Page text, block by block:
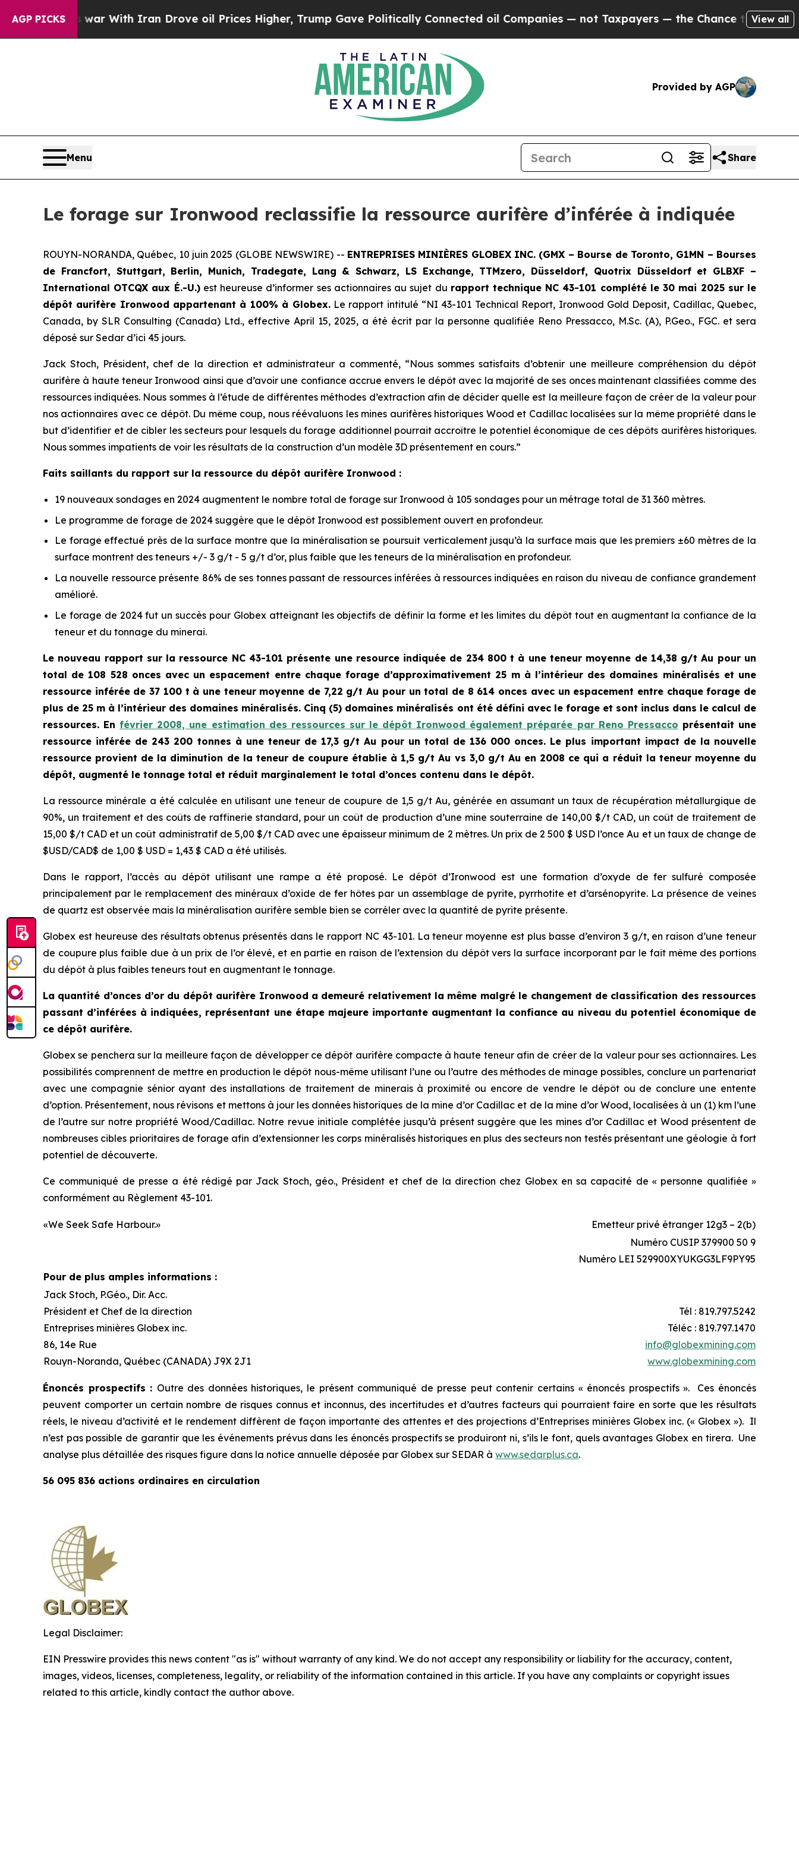
AGP PICKS
As war With Iran Drove oil Prices Higher, Trump Gave Politically Connected oil Companies — not Taxpayers — the Chance to Cash in onView all
Provided by AGP
Menu Share
Le forage sur Ironwood reclassifie la ressource aurifère d’inférée à indiquée
ROUYN-NORANDA, Québec, 10 juin 2025 (GLOBE NEWSWIRE) -- ENTREPRISES MINIÈRES GLOBEX INC. (GMX – Bourse de Toronto, G1MN – Bourses
de Francfort, Stuttgart, Berlin, Munich, Tradegate, Lang & Schwarz, LS Exchange, TTMzero, Düsseldorf, Quotrix Düsseldorfet GLBXF –
International OTCQX aux É.-U.)est heureuse d’informer ses actionnaires au sujet du rapport technique NC 43-101 complété le 30 mai 2025 sur le
dépôt aurifère Ironwood appartenant à 100% à Globex.Le rapport intitulé “NI 43-101 Technical Report, Ironwood Gold Deposit, Cadillac, Quebec,
Canada, by SLR Consulting (Canada) Ltd., effective April 15, 2025, a été écrit par la personne qualifiée Reno Pressacco, M.Sc. (A), P.Geo., FGC. et sera
déposé sur Sedar d’ici 45 jours.
Jack Stoch, Président, chef de la direction et administrateur a commenté, “Nous sommes satisfaits d’obtenir une meilleure compréhension du dépôt
aurifère à haute teneur Ironwood ainsi que d’avoir une confiance accrue envers le dépôt avec la majorité de ses onces maintenant classifiées comme des
ressources indiquées. Nous sommes à l’étude de différentes méthodes d’extraction afin de décider quelle est la meilleure façon de créer de la valeur pour
nos actionnaires avec ce dépôt. Du même coup, nous réévaluons les mines aurifères historiques Wood et Cadillac localisées sur la même propriété dans le
but d’identifier et de cibler les secteurs pour lesquels du forage additionnel pourrait accroître le potentiel économique de ces dépôts aurifères historiques.
Nous sommes impatients de voir les résultats de la construction d’un modèle 3D présentement en cours.”
Faits saillants du rapport sur la ressource du dépôt aurifère Ironwood :
19 nouveaux sondages en 2024 augmentent le nombre total de forage sur Ironwood à 105 sondages pour un métrage total de 31 360 mètres.
Le programme de forage de 2024 suggère que le dépôt Ironwood est possiblement ouvert en profondeur.
Le forage effectué près de la surface montre que la minéralisation se poursuit verticalement jusqu’à la surface mais que les premiers ±60 mètres de la
surface montrent des teneurs +/- 3 g/t - 5 g/t d’or, plus faible que les teneurs de la minéralisation en profondeur.
La nouvelle ressource présente 86% de ses tonnes passant de ressources inférées à ressources indiquées en raison du niveau de confiance grandement
amélioré.
Le forage de 2024 fut un succès pour Globex atteignant les objectifs de définir la forme et les limites du dépôt tout en augmentant la confiance de la
teneur et du tonnage du minerai.
Le nouveau rapport sur la ressource NC 43-101 présente une resource indiquée de 234 800 t à une teneur moyenne de 14,38 g/t Au pour un
total de 108 528 onces avec un espacement entre chaque forage d’approximativement 25 m à l’intérieur des domaines minéralisés et une
ressource inférée de37 100 t à une teneur moyenne de 7,22 g/t Au pour un total de 8 614 onces avec un espacement entre chaque forage de
plus de 25 m à l’intérieur des domaines minéralisés. Cinq (5) domaines minéralisés ont été défini avec le forage et sont inclus dans le calcul de
ressources. Enfévrier 2008, une estimation des ressources sur le dépôt Ironwood également préparée par Reno Pressacco présentait une
ressource inférée de 243 200 tonnes à une teneur de 17,3 g/t Au pour un total de 136 000 onces. Le plus important impact de la nouvelle
ressource provient de la diminution de la teneur de coupure établie à 1,5 g/t Au vs 3,0 g/t Au en 2008 ce qui a réduit la teneur moyenne du
dépôt, augmenté le tonnage total et réduit marginalement le total d’onces contenu dans le dépôt.
La ressource minérale a été calculée en utilisant une teneur de coupure de 1,5 g/t Au, générée en assumant un taux de récupération métallurgique de
90%, un traitement et des coûts de raffinerie standard, pour un coût de production d’une mine souterraine de 140,00 $/t CAD, un coût de traitement de
15,00 $/t CAD et un coût administratif de 5,00 $/t CAD avec une épaisseur minimum de 2 mètres. Un prix de 2 500 $ USD l’once Au et un taux de change de
$USD/CAD$ de 1,00 $ USD = 1,43 $ CAD a été utilisés.
Dans le rapport, l’accès au dépôt utilisant une rampe a été proposé. Le dépôt d’Ironwood est une formation d’oxyde de fer sulfuré composée
principalement par le remplacement des minéraux d’oxide de fer hôtes par un assemblage de pyrite, pyrrhotite et d’arsénopyrite. La présence de veines
de quartz est observée mais la minéralisation aurifère semble bien se corréler avec la quantité de pyrite présente.
Globex est heureuse des résultats obtenus présentés dans le rapport NC 43-101. La teneur moyenne est plus basse d’environ 3 g/t, en raison d’une teneur
de coupure plus faible due à un prix de l’or élevé, et en partie en raison de l’extension du dépôt vers la surface incorporant par le fait même des portions
du dépôt à plus faibles teneurs tout en augmentant le tonnage.
La quantité d’onces d’or du dépôt aurifère Ironwood a demeuré relativement la même malgré le changement de classification des ressources
passant d’inférées à indiquées, représentant une étape majeure importante augmentant la confiance au niveau du potentiel économique de
ce dépôt aurifère.
Globex se penchera sur la meilleure façon de développer ce dépôt aurifère compacte à haute teneur afin de créer de la valeur pour ses actionnaires. Les
possibilités comprennent de mettre en production le dépôt nous-même utilisant l’une ou l’autre des méthodes de minage possibles, conclure un partenariat
avec une compagnie sénior ayant des installations de traitement de minerais à proximité ou encore de vendre le dépôt ou de conclure une entente
d’option. Présentement, nous révisons et mettons à jour les données historiques de la mine d’or Cadillac et de la mine d’or Wood, localisées à un (1) km l’une
de l’autre sur notre propriété Wood/Cadillac. Notre revue initiale complétée jusqu’à présent suggère que les mines d’or Cadillac et Wood présentent de
nombreuses cibles prioritaires de forage afin d’extensionner les corps minéralisés historiques en plus des secteurs non testés présentant une géologie à fort
potentiel de découverte.
Ce communiqué de presse a été rédigé par Jack Stoch, géo., Président et chef de la direction chez Globex en sa capacité de « personne qualifiée »
conformément au Règlement 43-101.
«We Seek Safe Harbour.»
Emetteur privé étranger 12g3 – 2(b)
Numéro CUSIP 379900 50 9
Numéro LEI 529900XYUKGG3LF9PY95
Pour de plus amples informations :
Jack Stoch, P.Géo., Dir. Acc.
Président et Chef de la direction
Entreprises minières Globex inc.
86, 14e Rue
Rouyn-Noranda, Québec (CANADA) J9X 2J1
Tél : 819.797.5242
Téléc : 819.797.1470
info@globexmining.com
www.globexmining.com
Énoncés prospectifs : Outre des données historiques, le présent communiqué de presse peut contenir certains « énoncés prospectifs ». Ces énoncés
peuvent comporter un certain nombre de risques connus et inconnus, des incertitudes et d’autres facteurs qui pourraient faire en sorte que les résultats
réels, le niveau d’activité et le rendement diffèrent de façon importante des attentes et des projections d’Entreprises minières Globex inc. (« Globex »). Il
n’est pas possible de garantir que les événements prévus dans les énoncés prospectifs se produiront ni, s’ils le font, quels avantages Globex en tirera. Une
analyse plus détaillée des risques figure dans la notice annuelle déposée par Globex sur SEDAR à www.sedarplus.ca.
56 095 836 actions ordinaires en circulation
Legal Disclaimer:
EIN Presswire provides this news content "as is" without warranty of any kind. We do not accept any responsibility or liability for the accuracy, content,
images, videos, licenses, completeness, legality, or reliability of the information contained in this article. If you have any complaints or copyright issues
related to this article, kindly contact the author above.